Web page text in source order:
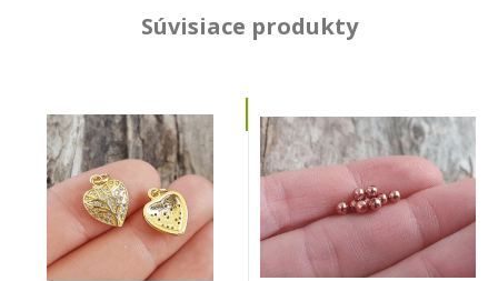
Súvisiace produkty